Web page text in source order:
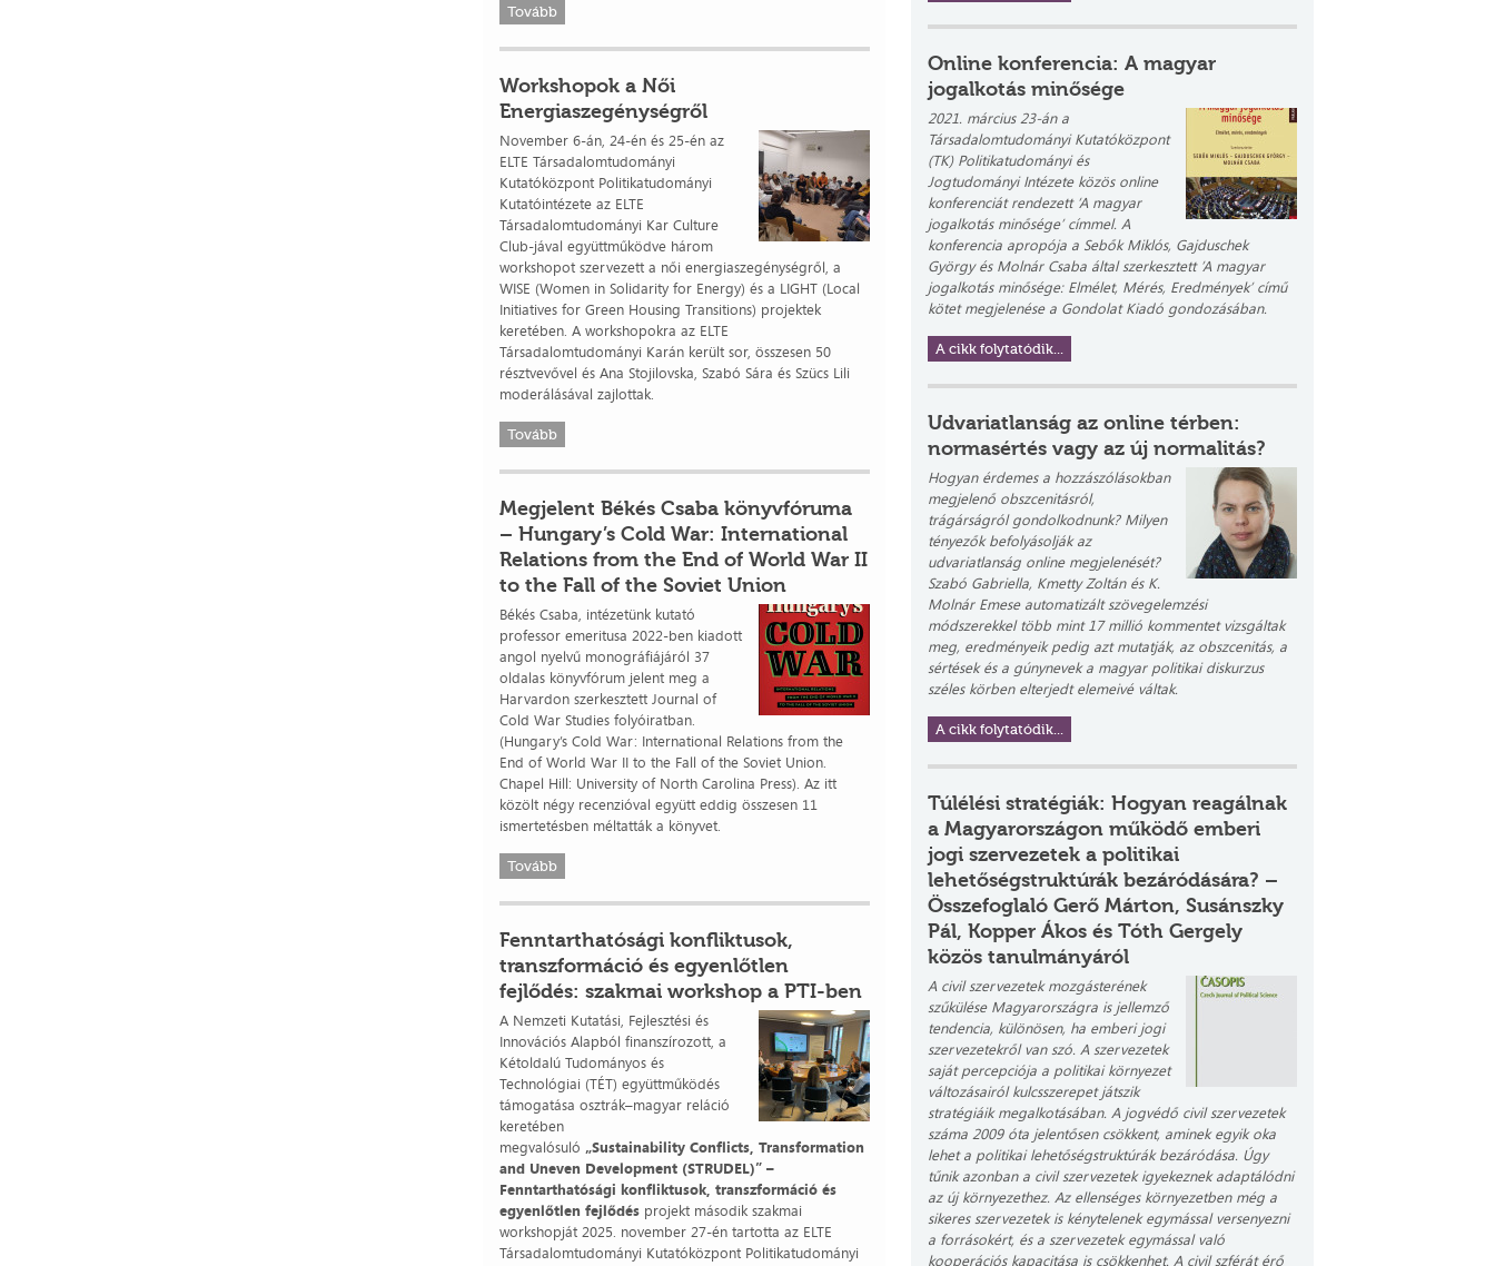
Tovább
Workshopok a Női
Energiaszegénységről
November 6-án, 24-én és 25-én az
ELTE Társadalomtudományi
Kutatóközpont Politikatudományi
Kutatóintézete az ELTE
Társadalomtudományi Kar Culture
Club-jával együttműködve három
workshopot szervezett a női energiaszegénységről, a
WISE (Women in Solidarity for Energy) és a LIGHT (Local
Initiatives for Green Housing Transitions) projektek
keretében. A workshopokra az ELTE
Társadalomtudományi Karán került sor, összesen 50
résztvevővel és Ana Stojilovska, Szabó Sára és Szücs Lili
moderálásával zajlottak.
Tovább
Megjelent Békés Csaba könyvfóruma
– Hungary’s Cold War: International
Relations from the End of World War II
to the Fall of the Soviet Union
Békés Csaba, intézetünk kutató
professor emeritusa 2022-ben kiadott
angol nyelvű monográfiájáról 37
oldalas könyvfórum jelent meg a
Harvardon szerkesztett Journal of
Cold War Studies folyóiratban.
(Hungary’s Cold War: International Relations from the
End of World War II to the Fall of the Soviet Union.
Chapel Hill: University of North Carolina Press). Az itt
közölt négy recenzióval együtt eddig összesen 11
ismertetésben méltatták a könyvet.
Tovább
Fenntarthatósági konfliktusok,
transzformáció és egyenlőtlen
fejlődés: szakmai workshop a PTI-ben
A Nemzeti Kutatási, Fejlesztési és
Innovációs Alapból finanszírozott, a
Kétoldalú Tudományos és
Technológiai (TÉT) együttműködés
támogatása osztrák–magyar reláció
keretében
megvalósuló „Sustainability Conflicts, Transformation
and Uneven Development (STRUDEL)” –
Fenntarthatósági konfliktusok, transzformáció és
egyenlőtlen fejlődés projekt második szakmai
workshopját 2025. november 27-én tartotta az ELTE
Társadalomtudományi Kutatóközpont Politikatudományi
Online konferencia: A magyar
jogalkotás minősége
2021. március 23-án a
Társadalomtudományi Kutatóközpont
(TK) Politikatudományi és
Jogtudományi Intézete közös online
konferenciát rendezett ‘A magyar
jogalkotás minősége’ címmel. A
konferencia apropója a Sebők Miklós, Gajduschek
György és Molnár Csaba által szerkesztett ’A magyar
jogalkotás minősége: Elmélet, Mérés, Eredmények’ című
kötet megjelenése a Gondolat Kiadó gondozásában.
A cikk folytatódik...
Udvariatlanság az online térben:
normasértés vagy az új normalitás?
Hogyan érdemes a hozzászólásokban
megjelenő obszcenitásról,
trágárságról gondolkodnunk? Milyen
tényezők befolyásolják az
udvariatlanság online megjelenését?
Szabó Gabriella, Kmetty Zoltán és K.
Molnár Emese automatizált szövegelemzési
módszerekkel több mint 17 millió kommentet vizsgáltak
meg, eredményeik pedig azt mutatják, az obszcenitás, a
sértések és a gúnynevek a magyar politikai diskurzus
széles körben elterjedt elemeivé váltak.
A cikk folytatódik...
Túlélési stratégiák: Hogyan reagálnak
a Magyarországon működő emberi
jogi szervezetek a politikai
lehetőségstruktúrák bezáródására? –
Összefoglaló Gerő Márton, Susánszky
Pál, Kopper Ákos és Tóth Gergely
közös tanulmányáról
A civil szervezetek mozgásterének
szűkülése Magyarországra is jellemző
tendencia, különösen, ha emberi jogi
szervezetekről van szó. A szervezetek
saját percepciója a politikai környezet
változásairól kulcsszerepet játszik
stratégiáik megalkotásában. A jogvédő civil szervezetek
száma 2009 óta jelentősen csökkent, aminek egyik oka
lehet a politikai lehetőségstruktúrák bezáródása. Úgy
tűnik azonban a civil szervezetekigyekeznekadaptálódni
az új környezethez. Az ellenséges környezetben még a
sikeres szervezetek is kénytelenek egymással versenyezni
a forrásokért, és a szervezetek egymással való
kooperációs kapacitása is csökkenhet. A civil szférát érő